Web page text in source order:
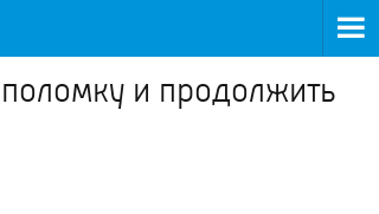
и продолжить